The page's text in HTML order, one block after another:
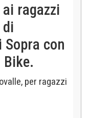
ragazzi
con
per ragazzi